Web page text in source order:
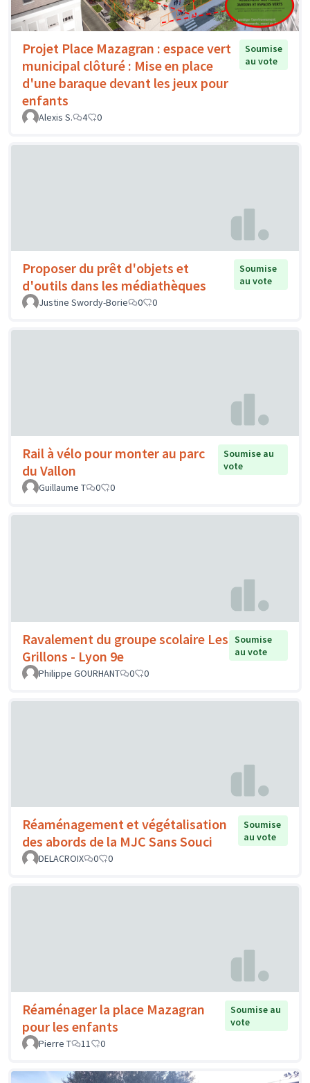
Projet Place Mazagran : espace vert
municipal clôturé : Mise en place
d'une baraque devant les jeux pour
enfants
Soumise
au vote
Alexis S. 4 0
Proposer du prêt d'objets et
d'outils dans les médiathèques
Soumise
au vote
Justine Swordy-Borie
0 0
Rail à vélo pour monter au parc
du Vallon
Soumise au
vote
Guillaume T
0 0
Ravalement du groupe scolaire Les
Grillons - Lyon 9e
Soumise
au vote
Philippe GOURHANT
0 0
Réaménagement et végétalisation
des abords de la MJC Sans Souci
Soumise
au vote
DELACROIX
0 0
Réaménager la place Mazagran
pour les enfants
Soumise au
vote
Pierre T
11 0